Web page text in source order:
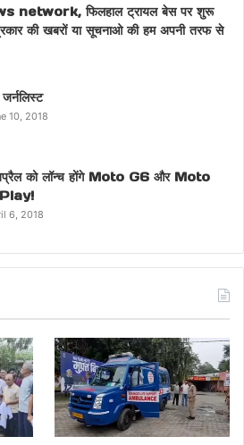
फिलहाल ट्रायल बेस पर शुरू
की खबरों या सूचनाओ की हम अपनी तरफ से
जर्नलिस्ट
10, 2018
को लॉन्च होंगे Moto G6 और Moto
6, 2018